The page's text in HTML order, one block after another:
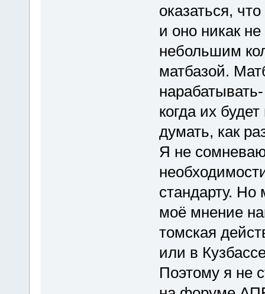
оказаться,
и оно никак
небольшим
матбазой.
когда их
думать, как
Я не
стандарту. Но
моё мнение
томская
или в
Поэтому я не